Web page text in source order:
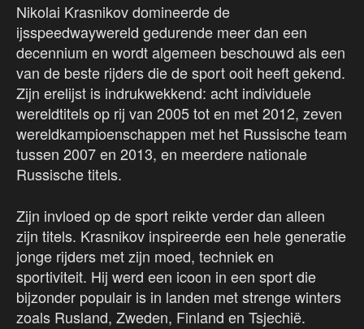
Nikolai Krasnikov domineerde de
ijsspeedwaywereld gedurende meer dan een
decennium en wordt algemeen beschouwd als een
van de beste rijders die de sport ooit heeft gekend.
Zijn erelijst is indrukwekkend: acht individuele
wereldtitels op rij van 2005 tot en met 2012, zeven
wereldkampioenschappen met het Russische team
tussen 2007 en 2013, en meerdere nationale
Russische titels.
Zijn invloed op de sport reikte verder dan alleen
zijn titels. Krasnikov inspireerde een hele generatie
jonge rijders met zijn moed, techniek en
sportiviteit. Hij werd een icoon in een sport die
bijzonder populair is in landen met strenge winters
zoals Rusland, Zweden, Finland en Tsjechië.